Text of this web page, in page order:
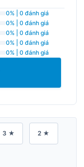
0% | 0 đánh giá
0% | 0 đánh giá
0% | 0 đánh giá
0% | 0 đánh giá
0% | 0 đánh giá
3 ★ 2 ★